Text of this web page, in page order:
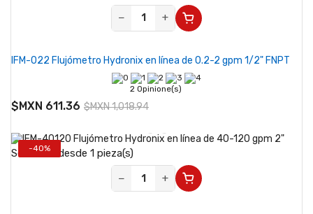
−
+
IFM-022 Flujómetro Hydronix en línea de 0.2-2 gpm 1/2" FNPT
2 Opinione(s)
$MXN 611.36 $MXN 1,018.94
-40%
Se vende desde 1 pieza(s)
−
+